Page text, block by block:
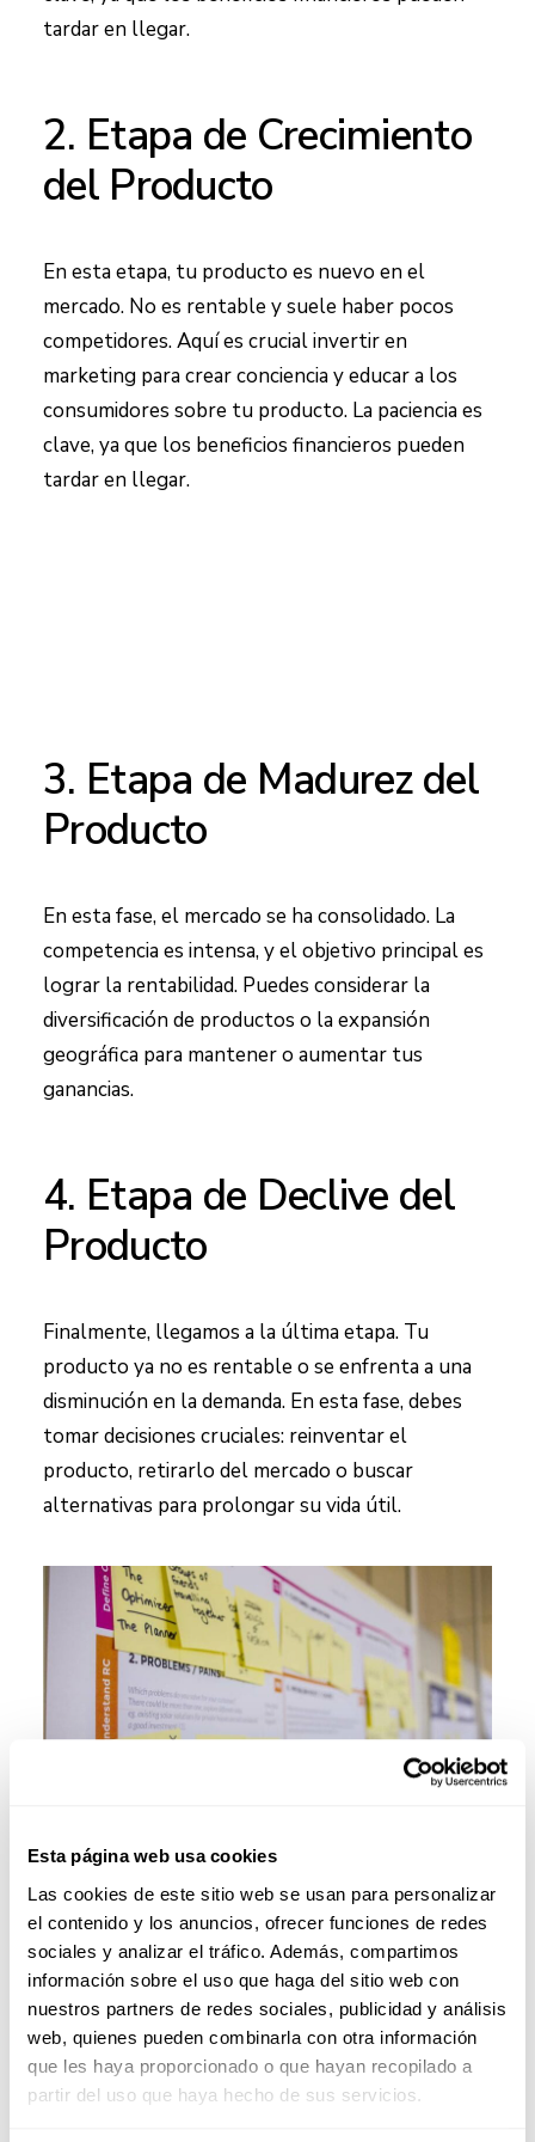
Esta página web usa cookies
Las cookies de este sitio web se usan para personalizar
el contenido y los anuncios, ofrecer funciones de redes
sociales y analizar el tráfico. Además, compartimos
información sobre el uso que haga del sitio web con
nuestros partners de redes sociales, publicidad y análisis
web, quienes pueden combinarla con otra información
que les haya proporcionado o que hayan recopilado a
partir del uso que haya hecho de sus servicios.
tardar en llegar.
2. Etapa de Crecimiento
del Producto
En esta etapa, tu producto es nuevo en el
mercado. No es rentable y suele haber pocos
competidores. Aquí es crucial invertir en
marketing para crear conciencia y educar a los
consumidores sobre tu producto. La paciencia es
clave, ya que los beneficios financieros pueden
tardar en llegar.
3. Etapa de Madurez del
Producto
En esta fase, el mercado se ha consolidado. La
competencia es intensa, y el objetivo principal es
lograr la rentabilidad. Puedes considerar la
diversificación de productos o la expansión
geográfica para mantener o aumentar tus
ganancias.
4. Etapa de Declive del
Producto
Finalmente, llegamos a la última etapa. Tu
producto ya no es rentable o se enfrenta a una
disminución en la demanda. En esta fase, debes
tomar decisiones cruciales: reinventar el
producto, retirarlo del mercado o buscar
alternativas para prolongar su vida útil.
Ejemplo Real de Ciclo de
Vida de un Producto:
Satisfayer